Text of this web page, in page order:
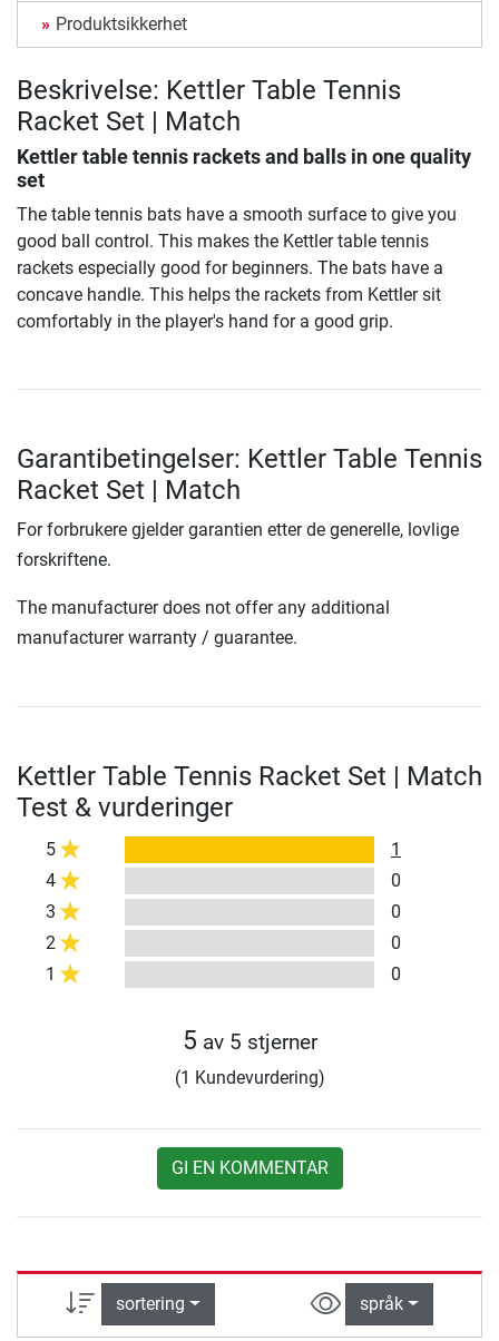
Produktsikkerhet
Beskrivelse: Kettler Table Tennis
Racket Set | Match
Kettler table tennis rackets and balls in one quality
set
The table tennis bats have a smooth surface to give you
good ball control. This makes the Kettler table tennis
rackets especially good for beginners. The bats have a
concave handle. This helps the rackets from Kettler sit
comfortably in the player's hand for a good grip.
Garantibetingelser: Kettler Table Tennis
Racket Set | Match
For forbrukere gjelder garantien etter de generelle, lovlige
forskriftene.
The manufacturer does not offer any additional
manufacturer warranty / guarantee.
Kettler Table Tennis Racket Set | Match
Test & vurderinger
5
1
4
0
3
0
2
0
1
0
5 av 5 stjerner
(1 Kundevurdering)
GI EN KOMMENTAR
sortering språk